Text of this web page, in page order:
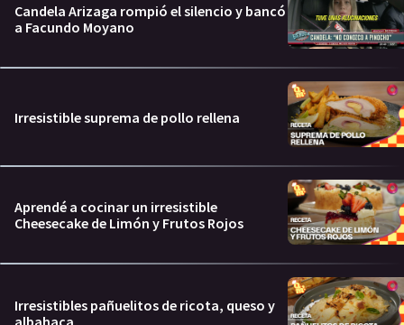
Candela Arizaga rompió el silencio y bancó
a Facundo Moyano
Irresistible suprema de pollo rellena
Aprendé a cocinar un irresistible
Cheesecake de Limón y Frutos Rojos
Irresistibles pañuelitos de ricota, queso y
albahaca